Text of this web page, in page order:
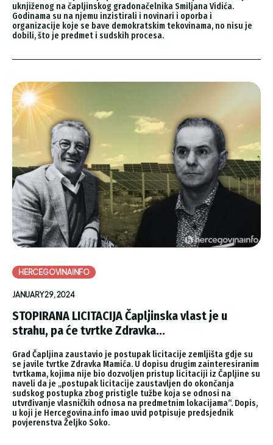
uknjiženog na čapljinskog gradonačelnika Smiljana Vidića.
Godinama su na njemu inzistirali i novinari i oporba i
organizacije koje se bave demokratskim tekovinama, no nisu je
dobili, što je predmet i sudskih procesa.
HERCEGOVINAINFO
JANUARY 29, 2024
STOPIRANA LICITACIJA Čapljinska vlast je u
strahu, pa će tvrtke Zdravka...
Grad Čapljina zaustavio je postupak licitacije zemljišta gdje su
se javile tvrtke Zdravka Mamića. U dopisu drugim zainteresiranim
tvrtkama, kojima nije bio dozvoljen pristup licitaciji iz Čapljine su
naveli da je „postupak licitacije zaustavljen do okončanja
sudskog postupka zbog pristigle tužbe koja se odnosi na
utvrđivanje vlasničkih odnosa na predmetnim lokacijama“. Dopis,
u koji je Hercegovina.info imao uvid potpisuje predsjednik
povjerenstva Željko Soko.